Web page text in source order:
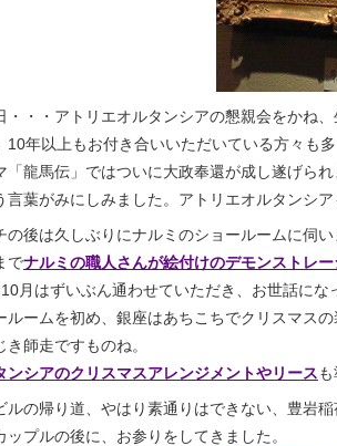
・・・アトリエオルタンシアの懇親会をかね
10年以上もお付き合いいただいている方々も
「龍馬伝」ではついに大政奉還が成し遂げら
言葉がみにしみました。アトリエオルタンシ
の後は久しぶりにナルミのショールームに伺い
でナルミの職人さんが絵付けのデモンストレ
月はずいぶん通わせていただき、お世話にな
ルームを初め、銀座はあちこちでクリスマスの
き師走ですものね。
ンシアのクリスマスアレンジメントやリース
ルの帰り道、やはり素通りはできない、豊岩稲
ップルの後に、お参りをしてきました。